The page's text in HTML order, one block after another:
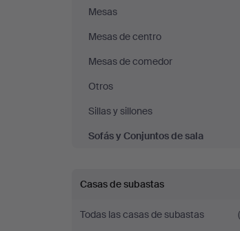
sala
en
Norrlands
Auktionsverk
Mesas
Mesas de centro
Mesas de comedor
Otros
Sillas y sillones
Sofás y Conjuntos de sala
Casas de subastas
Todas las casas de subastas